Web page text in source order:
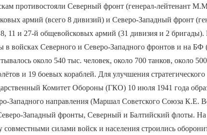
противостояли Северный фронт (генерал-лейтенант
армий (всего 8 дивизий) и Северо-Западный фронт
11 и 27-й общевойсковых армий (31 дивизия и 2 бригады).
в войсках Северного и Северо-Западного фронтов и на БФ
около 540 тыс. человек, около 700 танков, около
и 19 боевых кораблей. Для улучшения стратегического
Комитет Обороны (ГКО) 10 июля 1941 года
Западного направления (Маршал Советского Союза К.Е.
Западный фронты, Северный и Балтийский флоты. На
совместными силами войск и населения строились